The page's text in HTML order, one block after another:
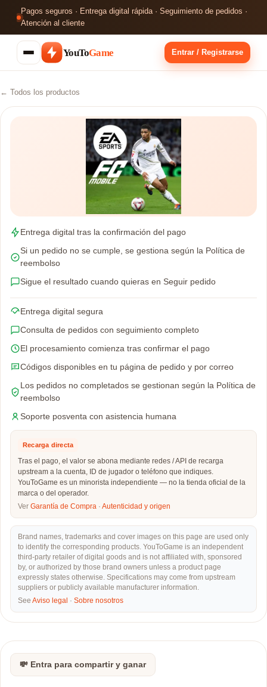
Pagos seguros · Entrega digital rápida · Seguimiento de pedidos ·
Atención al cliente
YouToGame Entrar / Registrarse
← Todos los productos
Entrega digital tras la confirmación del pago
Si un pedido no se cumple, se gestiona según la Política de
reembolso
Sigue el resultado cuando quieras en Seguir pedido
Entrega digital segura
Consulta de pedidos con seguimiento completo
El procesamiento comienza tras confirmar el pago
Códigos disponibles en tu página de pedido y por correo
Los pedidos no completados se gestionan según la Política de
reembolso
Soporte posventa con asistencia humana
Recarga directa
Tras el pago, el valor se abona mediante redes / API de recarga
upstream a la cuenta, ID de jugador o teléfono que indiques.
YouToGame es un minorista independiente — no la tienda oficial de la
marca o del operador.
Ver Garantía de Compra · Autenticidad y origen
Brand names, trademarks and cover images on this page are used only
to identify the corresponding products. YouToGame is an independent
third-party retailer of digital goods and is not affiliated with, sponsored
by, or authorized by those brand owners unless a product page
expressly states otherwise. Specifications may come from upstream
suppliers or publicly available manufacturer information.
See Aviso legal · Sobre nosotros
💸 Entra para compartir y ganar